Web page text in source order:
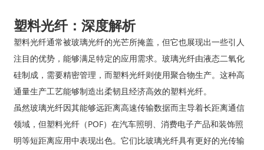
塑料光纤：深度解析
塑料光纤通常被玻璃光纤的光芒所掩盖，但它也展现出一些引人
注目的优势，能够满足特定的应用需求。玻璃光纤由液态二氧化
硅制成，需要精密管理，而塑料光纤则使用聚合物生产。这种高
通量生产工艺能够制造出柔韧且经济高效的塑料光纤。
虽然玻璃光纤因其能够远距离高速传输数据而主导着长距离通信
领域，但塑料光纤（POF）在汽车照明、消费电子产品和装饰照
明等短距离应用中表现出色。它们比玻璃光纤具有更好的光传输